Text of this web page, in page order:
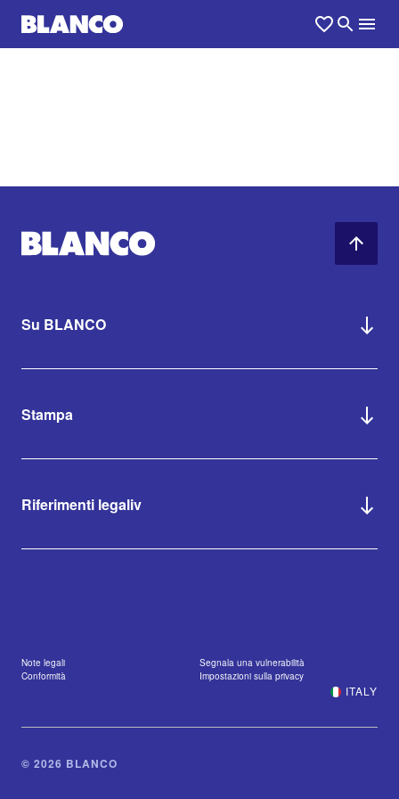
Su BLANCO
Stampa
Riferimenti legaliv
Note legali
Segnala una vulnerabilità
Conformità
Impostazioni sulla privacy
ITALY
© 2026 BLANCO